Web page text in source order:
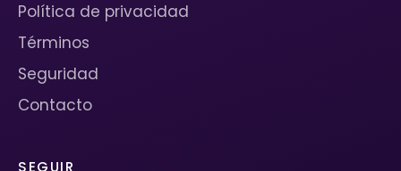
Política de privacidad
Términos
Seguridad
Contacto